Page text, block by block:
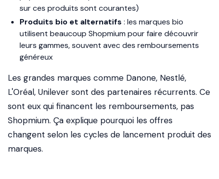
sur ces produits sont courantes)
Produits bio et alternatifs : les marques bio
utilisent beaucoup Shopmium pour faire découvrir
leurs gammes, souvent avec des remboursements
généreux
Les grandes marques comme Danone, Nestlé,
L'Oréal, Unilever sont des partenaires récurrents. Ce
sont eux qui financent les remboursements, pas
Shopmium. Ça explique pourquoi les offres
changent selon les cycles de lancement produit des
marques.